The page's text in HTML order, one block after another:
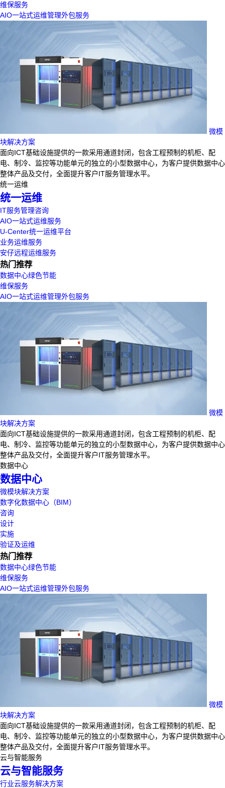
维保服务
AIO一站式运维管理外包服务
微模
块解决方案
面向ICT基础设施提供的一款采用通道封闭，包含工程预制的机柜、配
电、制冷、监控等功能单元的独立的小型数据中心，为客户提供数据中心
整体产品及交付，全面提升客户IT服务管理水平。
统一运维
统一运维
IT服务管理咨询
AIO一站式运维服务
U-Center统一运维平台
业务运维服务
安仔远程运维服务
热门推荐
数据中心绿色节能
维保服务
AIO一站式运维管理外包服务
微模
块解决方案
面向ICT基础设施提供的一款采用通道封闭，包含工程预制的机柜、配
电、制冷、监控等功能单元的独立的小型数据中心，为客户提供数据中心
整体产品及交付，全面提升客户IT服务管理水平。
数据中心
数据中心
微模块解决方案
数字化数据中心（BIM）
咨询
设计
实施
验证及运维
热门推荐
数据中心绿色节能
维保服务
AIO一站式运维管理外包服务
微模
块解决方案
面向ICT基础设施提供的一款采用通道封闭，包含工程预制的机柜、配
电、制冷、监控等功能单元的独立的小型数据中心，为客户提供数据中心
整体产品及交付，全面提升客户IT服务管理水平。
云与智能服务
云与智能服务
行业云服务解决方案